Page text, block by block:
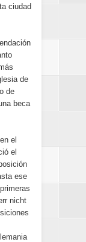
ciudad
de
de
beca
el
el
ese
nicht